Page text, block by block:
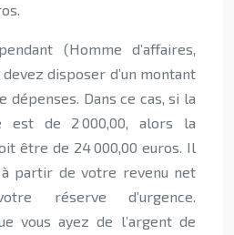
(Homme d’affaires,
disposer d’un montant
dépenses. Dans ce cas, si la
est de 2 000,00, alors la
être de 24 000,00 euros. Il
partir de votre revenu net
réserve d’urgence.
vous ayez de l’argent de